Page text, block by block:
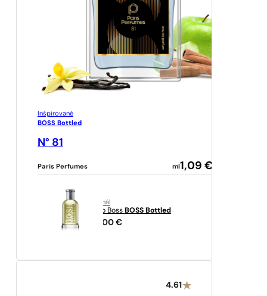
Inšpirované
BOSS Bottled
N° 81
Paris Perfumes ml 1,09 €
originál
Hugo Boss BOSS Bottled
40,00 €
4.61